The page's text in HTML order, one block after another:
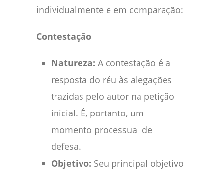
individualmente e em comparação:
Contestação
Natureza: A contestação é a
resposta do réu às alegações
trazidas pelo autor na petição
inicial. É, portanto, um
momento processual de
defesa.
Objetivo: Seu principal objetivo